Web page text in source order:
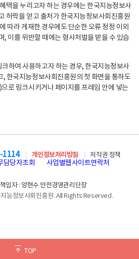
택을 누리고자 하는 경우에는 한국지능정보사
허락을 얻고 출처가 한국지능정보사회진흥원
따라 게재한 경우에도 단순한 오류 정정 이외
, 이를 위반할 때에는 형사처벌을 받을 수 있습
하여 사용하고자 하는 경우, 한국지능정보사
, 한국지능정보사회진흥원의 첫 화면을 통하도
로 링크시키거나 페이지를 프레임 안에 넣는
TOP
1114 개인정보처리방침
저작권 정책
담당자조회 사업별웹사이트연락처
임자 : 양현수 안전경영관리단장
능정보사회진흥원. All Rights Reserved.